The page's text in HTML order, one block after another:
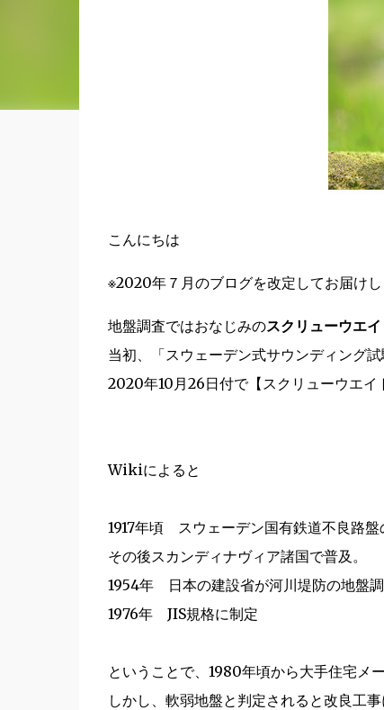
こんにちは
※2020年７月のブログを改定してお届け
地盤調査ではおなじみのスクリューウエ
当初、「スウェーデン式サウンディング試
2020年10月26日付で【スクリューウエイ
Wikiによると
1917年頃 スウェーデン国有鉄道不良路
その後スカンディナヴィア諸国で普及。
1954年 日本の建設省が河川堤防の地盤
1976年 JIS規格に制定
ということで、1980年頃から大手住宅メ
しかし、軟弱地盤と判定されると改良工